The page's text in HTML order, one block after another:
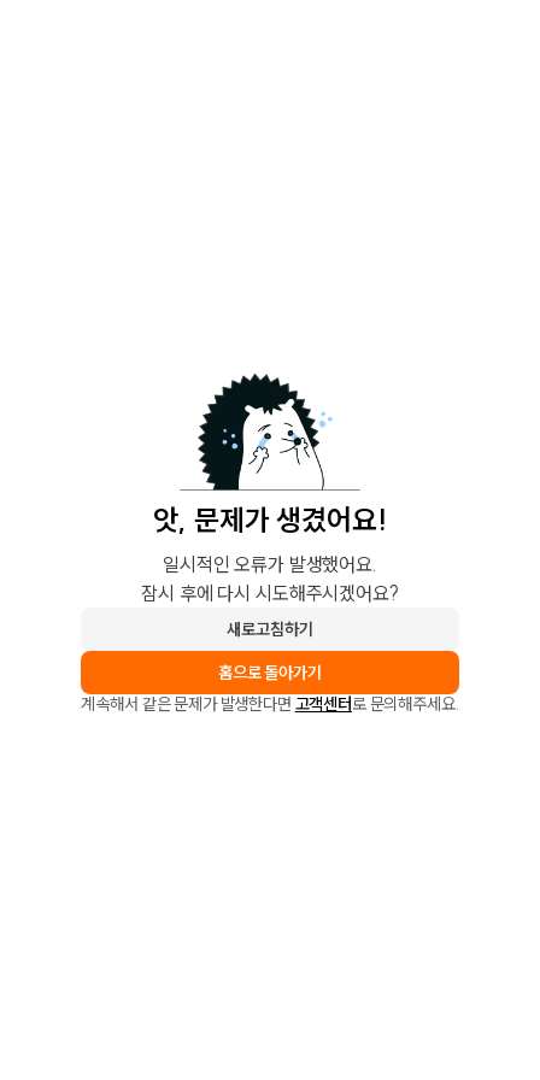
앗, 문제가 생겼어요!
일시적인 오류가 발생했어요.
잠시 후에 다시 시도해주시겠어요?
새로고침하기
홈으로 돌아가기
계속해서 같은 문제가 발생한다면 고객센터로 문의해주세요.